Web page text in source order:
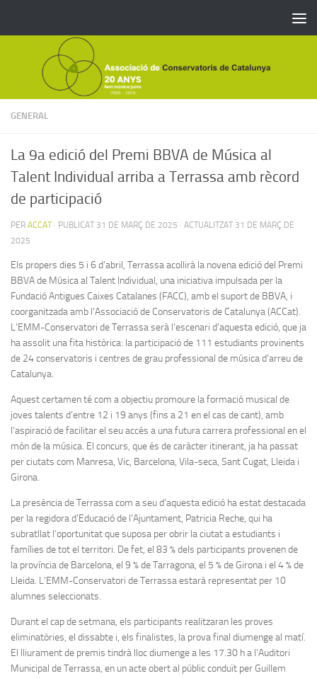
GENERAL
La 9a edició del Premi BBVA de Música al
Talent Individual arriba a Terrassa amb rècord
de participació
PER ACCAT · PUBLICAT 31 DE MARÇ DE 2025 · ACTUALITZAT 31 DE MARÇ DE
2025
Els propers dies 5 i 6 d’abril, Terrassa acollirà la novena edició del Premi
BBVA de Música al Talent Individual, una iniciativa impulsada per la
Fundació Antigues Caixes Catalanes (FACC), amb el suport de BBVA, i
coorganitzada amb l’Associació de Conservatoris de Catalunya (ACCat).
L’EMM-Conservatori de Terrassa serà l’escenari d’aquesta edició, que ja
ha assolit una fita històrica: la participació de 111 estudiants provinents
de 24 conservatoris i centres de grau professional de música d’arreu de
Catalunya.
Aquest certamen té com a objectiu promoure la formació musical de
joves talents d’entre 12 i 19 anys (fins a 21 en el cas de cant), amb
l’aspiració de facilitar el seu accés a una futura carrera professional en el
món de la música. El concurs, que és de caràcter itinerant, ja ha passat
per ciutats com Manresa, Vic, Barcelona, Vila-seca, Sant Cugat, Lleida i
Girona.
La presència de Terrassa com a seu d’aquesta edició ha estat destacada
per la regidora d’Educació de l’Ajuntament, Patricia Reche, qui ha
subratllat l’oportunitat que suposa per obrir la ciutat a estudiants i
famílies de tot el territori. De fet, el 83 % dels participants provenen de
la província de Barcelona, el 9 % de Tarragona, el 5 % de Girona i el 4 % de
Lleida. L’EMM-Conservatori de Terrassa estarà representat per 10
alumnes seleccionats.
Durant el cap de setmana, els participants realitzaran les proves
eliminatòries, el dissabte i, els finalistes, la prova final diumenge al matí.
El lliurament de premis tindrà lloc diumenge a les 17.30 h a l’Auditori
Municipal de Terrassa, en un acte obert al públic conduït per Guillem